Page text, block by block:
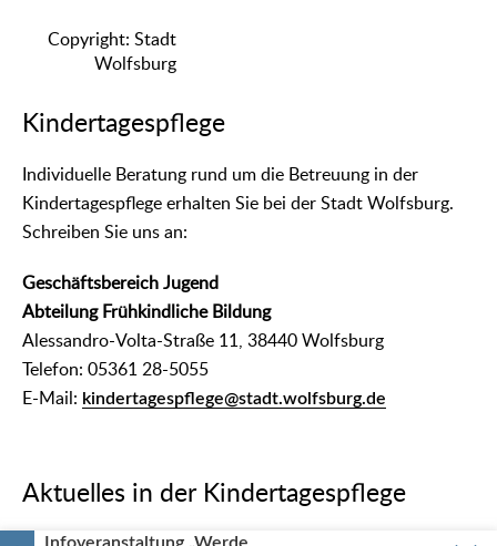
Copyright: Stadt
Wolfsburg
Kindertagespflege
Individuelle Beratung rund um die Betreuung in der
Kindertagespflege erhalten Sie bei der Stadt Wolfsburg.
Schreiben Sie uns an:
Geschäftsbereich Jugend
Abteilung Frühkindliche Bildung
Alessandro-Volta-Straße 11, 38440 Wolfsburg
Telefon: 05361 28-5055
E-Mail: kindertagespflege@stadt.wolfsburg.de
Aktuelles in der Kindertagespflege